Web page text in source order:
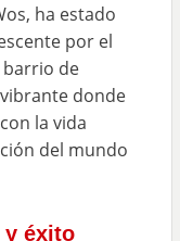
ha estado
por el
barrio de
donde
la vida
del mundo
y éxito